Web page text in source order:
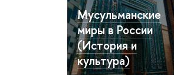
Мусульманские
миры в России
(История и
культура)